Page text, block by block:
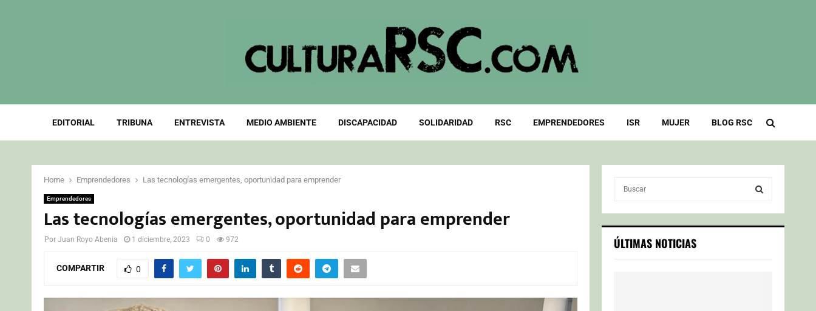
EDITORIAL TRIBUNA ENTREVISTA MEDIO AMBIENTE DISCAPACIDAD SOLIDARIDAD RSC EMPRENDEDORES ISR MUJER BLOG RSC
Home Emprendedores Las tecnologías emergentes, oportunidad para emprender
Emprendedores
Las tecnologías emergentes, oportunidad para emprender
Por Juan Royo Abenia 1 diciembre, 2023 0 972
COMPARTIR 0
c
h
S
ÚLTIMAS NOTICIAS